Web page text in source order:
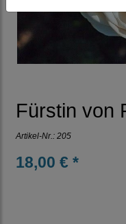
Fürstin von
Artikel-Nr.: 205
18,00 € *